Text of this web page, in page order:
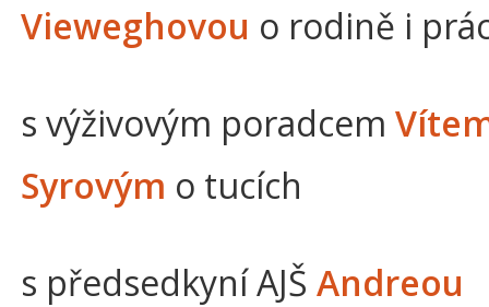
Vieweghovou o rodině i
s výživovým poradcem
Syrovým o tucích
s předsedkyní AJŠ Andreou